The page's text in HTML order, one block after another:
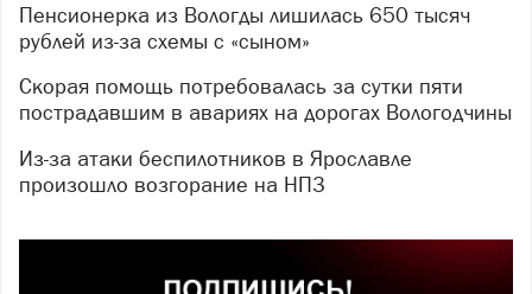
Пенсионерка из Вологды лишилась 650 тысяч
рублей из-за схемы с «сыном»
Скорая помощь потребовалась за сутки пяти
пострадавшим в авариях на дорогах Вологодчины
Из-за атаки беспилотников в Ярославле
произошло возгорание на НПЗ